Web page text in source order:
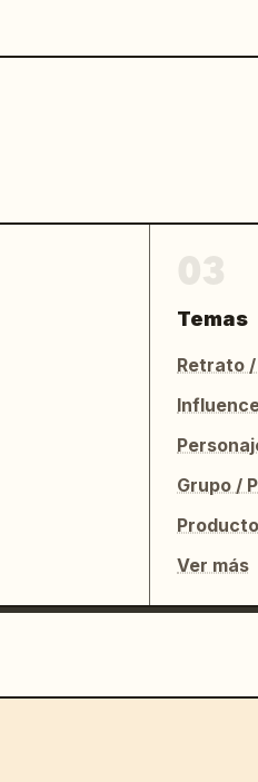
Temas
Retrato
Grupo /
Producto
Ver más